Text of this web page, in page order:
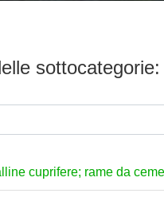
sottocategorie:
cuprifere; rame da